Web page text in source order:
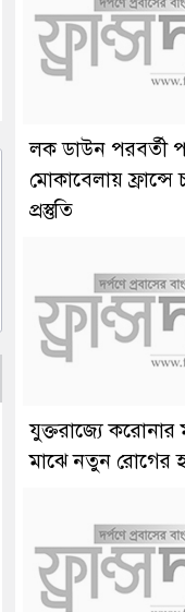
লক ডাউন পরবর্তী
মোকাবেলায়
প্রস্তুতি
যুক্তরাজ্যে করোনার
মাঝে নতুন রোগের